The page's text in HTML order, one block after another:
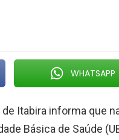
WHATSAPP
Itabira informa que
Básica de Saúde